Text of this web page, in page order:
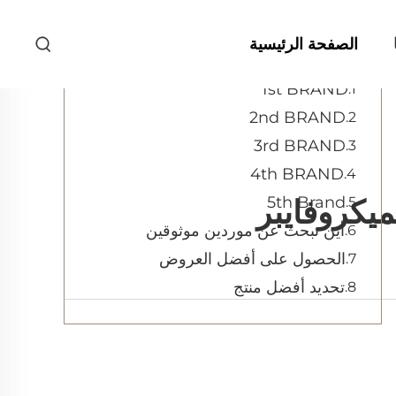
الصفحة الرئيسية
1st BRAND
2nd BRAND
3rd BRAND
4th BRAND
5th Brand
أين تبحث عن موردين موثوقين
الحصول على أفضل العروض
تحديد أفضل منتج